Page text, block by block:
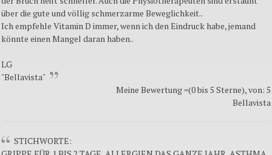
über die gute und völlig schmerzarme Beweglichkeit..
Ich empfehle Vitamin D immer, wenn ich den Eindruck habe, jemand
könnte einen Mangel daran haben..
LG
"Bellavista"
Meine Bewertung =(0 bis 5 Sterne), von: 5
Bellavista
STICHWORTE: